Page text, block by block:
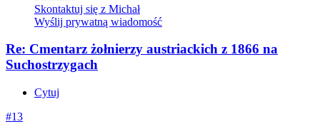
Skontaktuj się z Michał
Wyślij prywatną wiadomość
Re: Cmentarz żołnierzy austriackich z 1866 na
Suchostrzygach
Cytuj
#13